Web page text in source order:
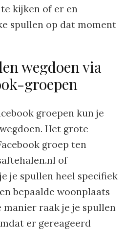
kijken of er en
spullen op dat moment
wegdoen via
groepen
groepen kun je
Het grote
groep ten
of
je spullen heel specifiek
bepaalde woonplaats
raak je je spullen
er gereageerd